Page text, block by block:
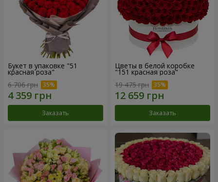
Букет в упаковке "51
красная роза"
6 706 грн
Заказать
Цветы в белой коробке
"151 красная роза"
19 475 грн
Заказать